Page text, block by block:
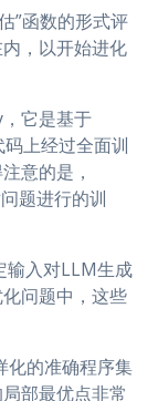
”函数的形式评
，以开始进化
它是基于
上经过全面训
意的是，
题进行的训
输入对LLM生成
问题中，这些
化的准确程序集
部最优点非常